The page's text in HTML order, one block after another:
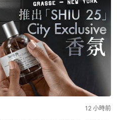
12 小時前